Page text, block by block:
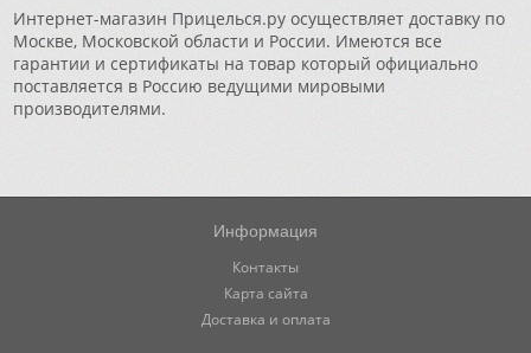
Интернет-магазин Прицелься.ру осуществляет доставку по
Москве, Московской области и России. Имеются все
гарантии и сертификаты на товар который официально
поставляется в Россию ведущими мировыми
производителями.
Информация
Контакты
Карта сайта
Доставка и оплата